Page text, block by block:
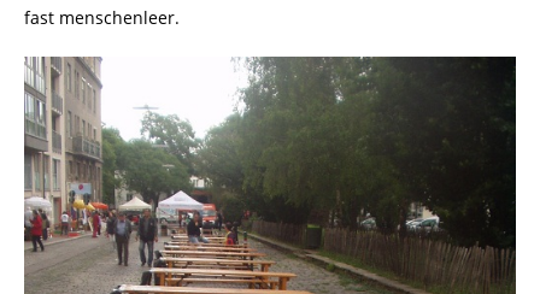
fast menschenleer.